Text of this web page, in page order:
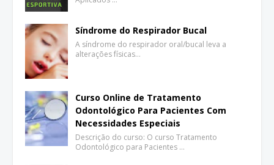
Síndrome do Respirador Bucal
A síndrome do respirador oral/bucal leva a
alterações físicas…
Curso Online de Tratamento
Odontológico Para Pacientes Com
Necessidades Especiais
Descrição do curso: O curso Tratamento
Odontológico para Pacientes …